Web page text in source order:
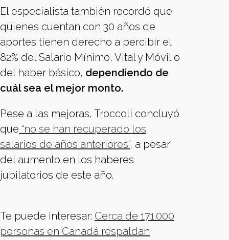
El especialista también recordó que
quienes cuentan con 30 años de
aportes tienen derecho a percibir el
82% del Salario Mínimo, Vital y Móvil o
del haber básico, dependiendo de
cuál sea el mejor monto.
Pese a las mejoras, Troccoli concluyó
que “no se han recuperado los
salarios de años anteriores”, a pesar
del aumento en los haberes
jubilatorios de este año.
Te puede interesar: Cerca de 171.000
personas en Canadá respaldan